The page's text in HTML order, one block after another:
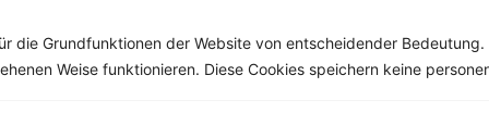
die Grundfunktionen der Website von entscheidender Bedeutung.
Weise funktionieren. Diese Cookies speichern keine
Vitalstoffe